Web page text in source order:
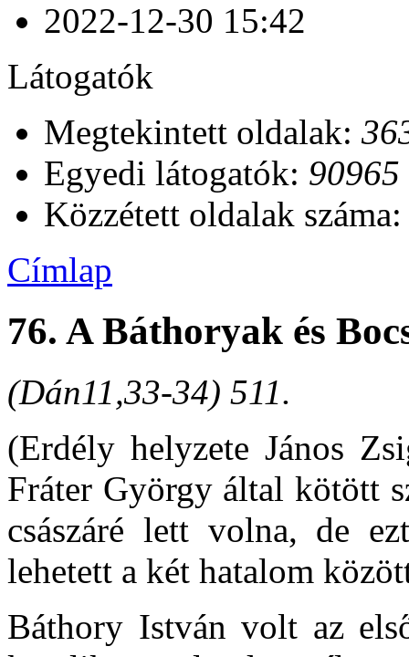
2022-12-30 15:42
Látogatók
Megtekintett oldalak:
Egyedi látogatók: 90965
Közzétett oldalak
Címlap
76. A Báthoryak és
(Dán11,33-34) 511.
(Erdély helyzete János
Fráter György által kötött
császáré lett volna, de
lehetett a két hatalom
Báthory István volt az